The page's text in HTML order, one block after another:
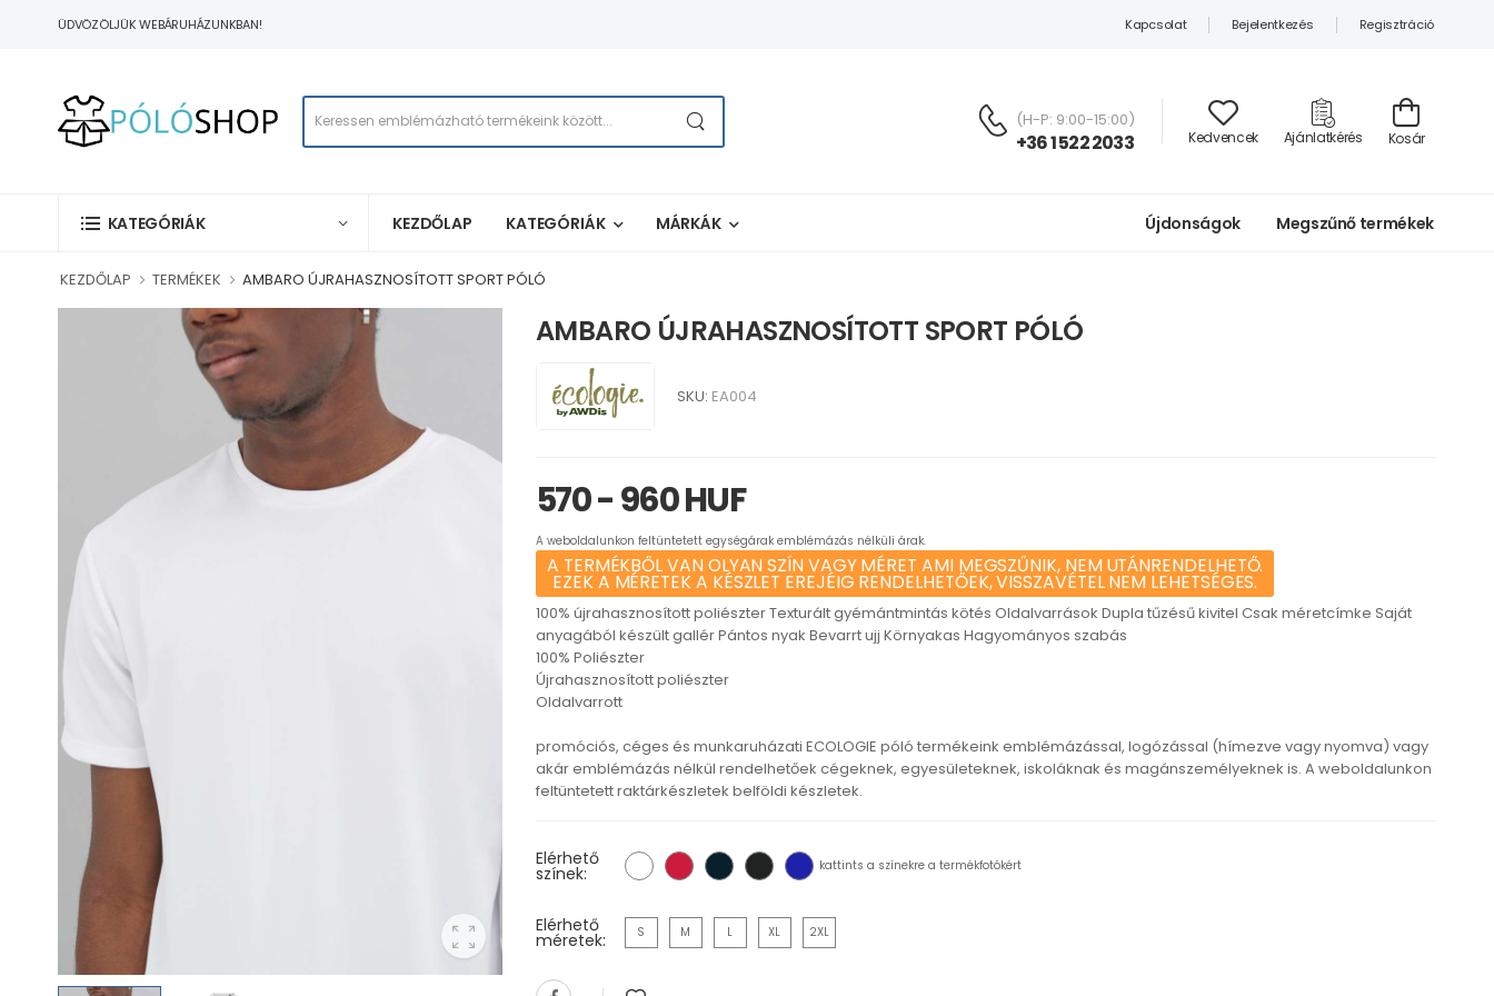
ÜDVÖZÖLJÜK WEBÁRUHÁZUNKBAN! Kapcsolat Bejelentkezés Regisztráció
(H-P: 9:00-15:00)
+36 1 522 2033 Kedvencek Ajánlatkérés Kosár
KATEGÓRIÁK KEZDŐLAP KATEGÓRIÁK MÁRKÁK Újdonságok Megszűnő termékek
KEZDŐLAP TERMÉKEK AMBARO ÚJRAHASZNOSÍTOTT SPORT PÓLÓ
AMBARO ÚJRAHASZNOSÍTOTT SPORT PÓLÓ
SKU: EA004
570 - 960 HUF
A weboldalunkon feltüntetett egységárak emblémázás nélküli árak.
A TERMÉKBŐL VAN OLYAN SZÍN VAGY MÉRET AMI MEGSZŰNIK, NEM UTÁNRENDELHETŐ.
EZEK A MÉRETEK A KÉSZLET EREJÉIG RENDELHETŐEK, VISSZAVÉTEL NEM LEHETSÉGES.
100% újrahasznosított poliészter Texturált gyémántmintás kötés Oldalvarrások Dupla tűzésű kivitel Csak méretcímke Saját
anyagából készült gallér Pántos nyak Bevarrt ujj Környakas Hagyományos szabás
100% Poliészter
Újrahasznosított poliészter
Oldalvarrott
promóciós, céges és munkaruházati ECOLOGIE póló termékeink emblémázással, logózással (hímezve vagy nyomva) vagy
akár emblémázás nélkül rendelhetőek cégeknek, egyesületeknek, iskoláknak és magánszemélyeknek is. A weboldalunkon
feltüntetett raktárkészletek belföldi készletek.
Elérhető
színek: kattints a színekre a termékfotókért
Elérhető
méretek: S M L XL 2XL